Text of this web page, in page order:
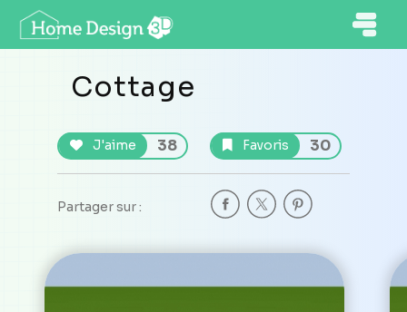
Cottage
J'aime 38 Favoris 30
Partager sur :